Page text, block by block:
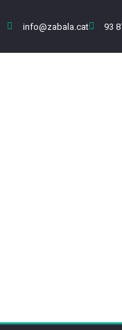
info@zabala.cat 93